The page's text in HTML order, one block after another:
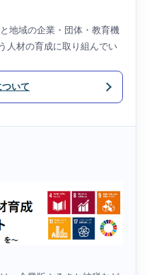
地域の企業・団体・教育機
人材の育成に取り組んでい
いて